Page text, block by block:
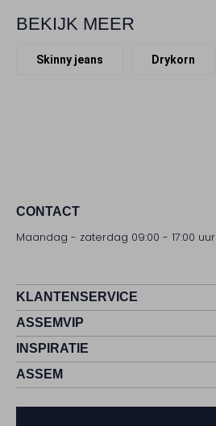
BEKIJK MEER
Skinny jeans Drykorn
CONTACT
Maandag - zaterdag 09:00 - 17:00 uur
KLANTENSERVICE
ASSEMVIP
INSPIRATIE
ASSEM